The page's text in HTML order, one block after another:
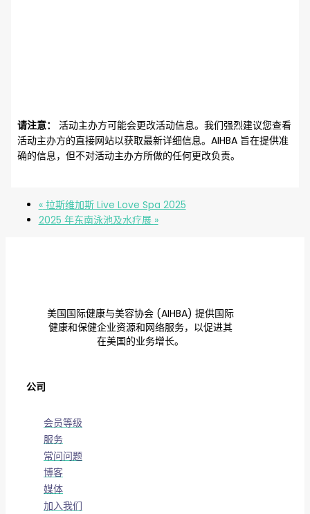
请注意：
活动主办方可能会更改活动信息。我们强烈建议您查看
活动主办方的直接网站以获取最新详细信息。AIHBA 旨在提供准
确的信息，但不对活动主办方所做的任何更改负责。
«拉斯维加斯 Live Love Spa 2025
2025 年东南泳池及水疗展 »
美国国际健康与美容协会 (AIHBA) 提供国际
健康和保健企业资源和网络服务，以促进其
在美国的业务增长。
公司
会员等级
服务
常问问题
博客
媒体
加入我们